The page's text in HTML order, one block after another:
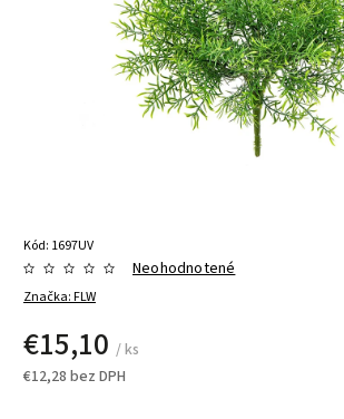
Kód: 1697UV
Značka:FLW
Neohodnotené
€15,10 / ks
€12,28 bez DPH